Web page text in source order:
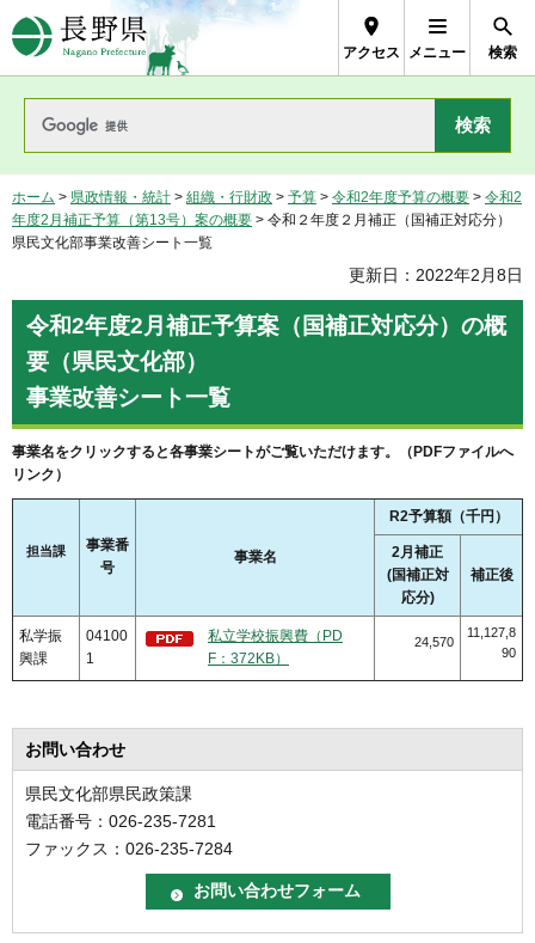
長野県Nagano Prefecture
アクセス メニュー 検索
ホーム > 県政情報・統計 > 組織・行財政 > 予算 > 令和2年度予算の概要 > 令和2
年度2月補正予算（第13号）案の概要 > 令和２年度２月補正（国補正対応分）
県民文化部事業改善シート一覧
更新日：2022年2月8日
令和2年度2月補正予算案（国補正対応分）の概
要（県民文化部）
事業改善シート一覧
事業名をクリックすると各事業シートがご覧いただけます。（PDFファイルへ
リンク）
担当課
事業番
号
事業名
R2予算額（千円）
2月補正
(国補正対
応分)
補正後
私学振
興課
04100
1
私立学校振興費（PD
F：372KB）
24,570
11,127,8
90
お問い合わせ
県民文化部県民政策課
電話番号：026-235-7281
ファックス：026-235-7284